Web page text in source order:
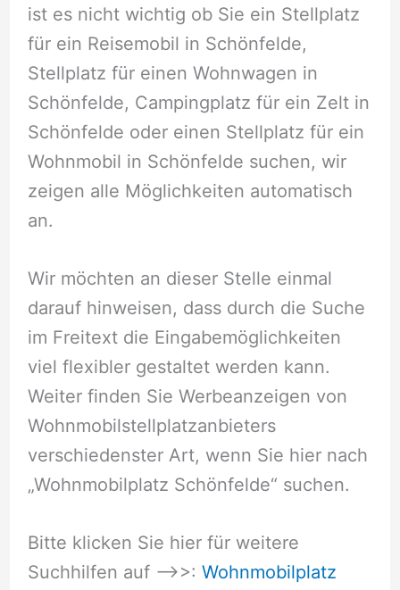
ist es nicht wichtig ob Sie ein Stellplatz
für ein Reisemobil in Schönfelde,
Stellplatz für einen Wohnwagen in
Schönfelde, Campingplatz für ein Zelt in
Schönfelde oder einen Stellplatz für ein
Wohnmobil in Schönfelde suchen, wir
zeigen alle Möglichkeiten automatisch
an.
Wir möchten an dieser Stelle einmal
darauf hinweisen, dass durch die Suche
im Freitext die Eingabemöglichkeiten
viel flexibler gestaltet werden kann.
Weiter finden Sie Werbeanzeigen von
Wohnmobilstellplatzanbieters
verschiedenster Art, wenn Sie hier nach
„Wohnmobilplatz Schönfelde“ suchen.
Bitte klicken Sie hier für weitere
Suchhilfen auf –>>: Wohnmobilplatz